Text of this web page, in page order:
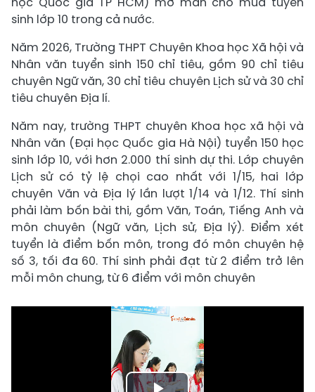
sinh lớp 10 trong cả nước.
Năm 2026, Trường THPT Chuyên Khoa học Xã hội và
Nhân văn tuyển sinh 150 chỉ tiêu, gồm 90 chỉ tiêu
chuyên Ngữ văn, 30 chỉ tiêu chuyên Lịch sử và 30 chỉ
tiêu chuyên Địa lí.
Năm nay, trường THPT chuyên Khoa học xã hội và
Nhân văn (Đại học Quốc gia Hà Nội) tuyển 150 học
sinh lớp 10, với hơn 2.000 thí sinh dự thi. Lớp chuyên
Lịch sử có tỷ lệ chọi cao nhất với 1/15, hai lớp
chuyên Văn và Địa lý lần lượt 1/14 và 1/12. Thí sinh
phải làm bốn bài thi, gồm Văn, Toán, Tiếng Anh và
môn chuyên (Ngữ văn, Lịch sử, Địa lý). Điểm xét
tuyển là điểm bốn môn, trong đó môn chuyên hệ
số 3, tối đa 60. Thí sinh phải đạt từ 2 điểm trở lên
mỗi môn chung, từ 6 điểm với môn chuyên